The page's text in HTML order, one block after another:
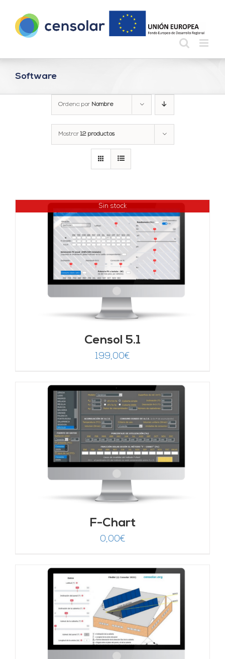
contenido
Software
Ordena por Nombre
Mostrar12 productos
Sin stock
Censol 5.1
199,00€
F-Chart
0,00€